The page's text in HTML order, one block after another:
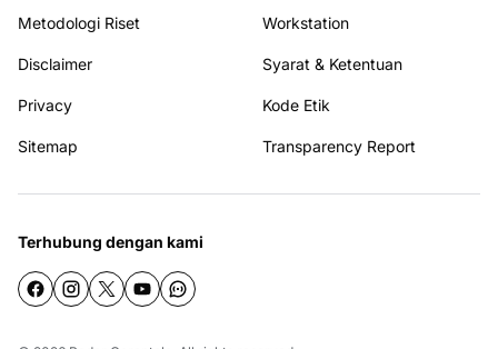
Metodologi Riset Workstation
Disclaimer Syarat & Ketentuan
Privacy Kode Etik
Sitemap Transparency Report
Terhubung dengan kami